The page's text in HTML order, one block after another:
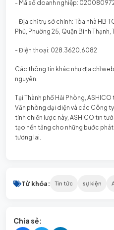
- Mã số doanh nghiệp:
- Địa chỉ trụ sở chính: Tòa nhà HB
Phủ, Phường 25, Quận Bình
- Điện thoại:
Các thông tin khác như địa chỉ
nguyên.
Tại Thành phố Hải Phòng,
Văn phòng đại diện và các Công
tính chiến lược này, ASHICO tin
tạo nền tảng cho những bước
tương lai.
Từ khóa: Tin tức sự kiện
Chia sẻ: